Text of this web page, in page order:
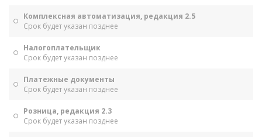
Комплексная автоматизация, редакция 2.5
Срок будет указан позднее
Налогоплательщик
Срок будет указан позднее
Платежные документы
Срок будет указан позднее
Розница, редакция 2.3
Срок будет указан позднее